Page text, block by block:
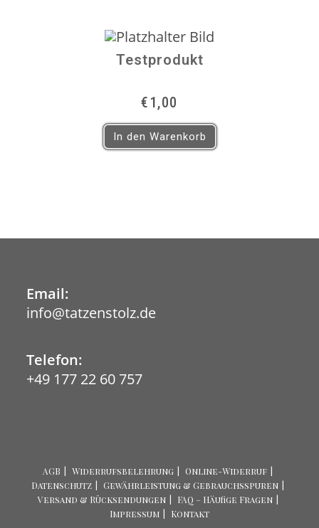
Testprodukt
€ 1,00
In den Warenkorb
Email:
info@tatzenstolz.deOpens
Telefon:
+49 177 22 60 757
AGB Widerrufsbelehrung
Online-Widerruf
Datenschutz
Gewährleistung & Gebrauchsspuren
Versand & Rücksendungen
FAQ – Häufige Fragen
Impressum
Kontakt